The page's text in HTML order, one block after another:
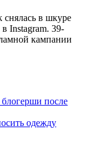
в шкуре
Instagram. 39-
кампании
после
одежду